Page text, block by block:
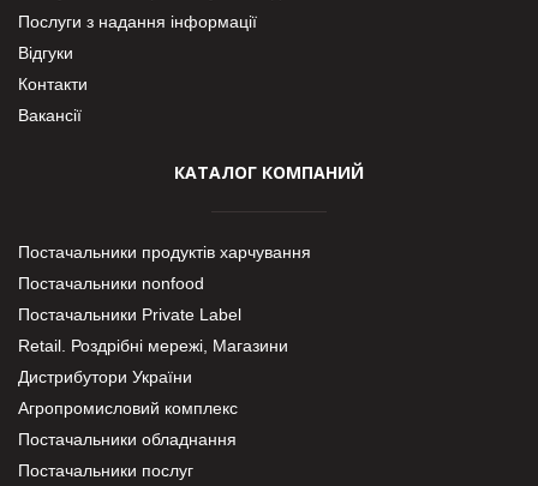
Послуги з надання інформації
Відгуки
Контакти
Вакансії
КАТАЛОГ КОМПАНИЙ
Постачальники продуктів харчування
Постачальники nonfood
Постачальники Private Label
Retail. Роздрібні мережі, Магазини
Дистрибутори України
Агропромисловий комплекс
Постачальники обладнання
Постачальники послуг